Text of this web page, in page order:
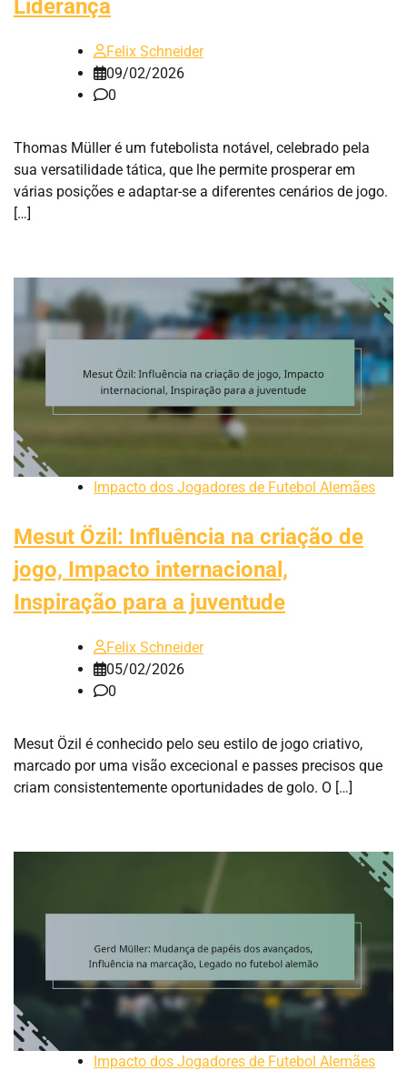
Liderança
Felix Schneider
09/02/2026
0
Thomas Müller é um futebolista notável, celebrado pela
sua versatilidade tática, que lhe permite prosperar em
várias posições e adaptar-se a diferentes cenários de jogo.
[…]
Impacto dos Jogadores de Futebol Alemães
Mesut Özil: Influência na criação de
jogo, Impacto internacional,
Inspiração para a juventude
Felix Schneider
05/02/2026
0
Mesut Özil é conhecido pelo seu estilo de jogo criativo,
marcado por uma visão excecional e passes precisos que
criam consistentemente oportunidades de golo. O […]
Impacto dos Jogadores de Futebol Alemães